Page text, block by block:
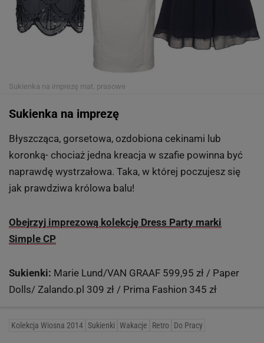
Sukienka na imprezę mat. prasowe
Sukienka na imprezę
Błyszcząca, gorsetowa, ozdobiona cekinami lub
koronką- chociaż jedna kreacja w szafie powinna być
naprawdę wystrzałowa. Taka, w której poczujesz się
jak prawdziwa królowa balu!
Obejrzyj imprezową kolekcję Dress Party marki
Simple CP
Sukienki: Marie Lund/VAN GRAAF 599,95 zł / Paper
Dolls/ Zalando.pl 309 zł / Prima Fashion 345 zł
Kolekcja Wiosna 2014 Sukienki Wakacje Retro Do Pracy